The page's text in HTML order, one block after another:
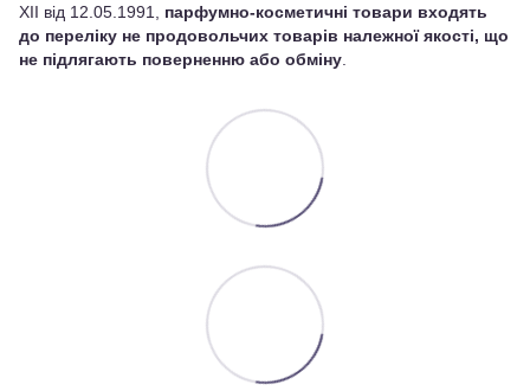
XII від 12.05.1991, парфумно-косметичні товари входять
до переліку не продовольчих товарів належної якості, що
не підлягають поверненню або обміну.